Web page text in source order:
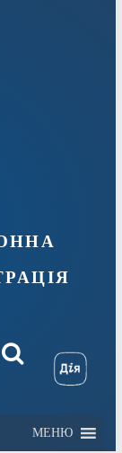
МЕНЮ